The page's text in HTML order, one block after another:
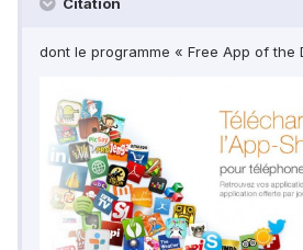
Citation
dont le programme « Free App of the